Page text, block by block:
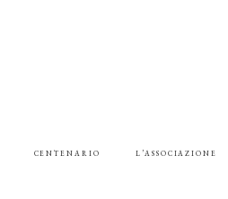
CENTENARIO L’ASSOCIAZIONE